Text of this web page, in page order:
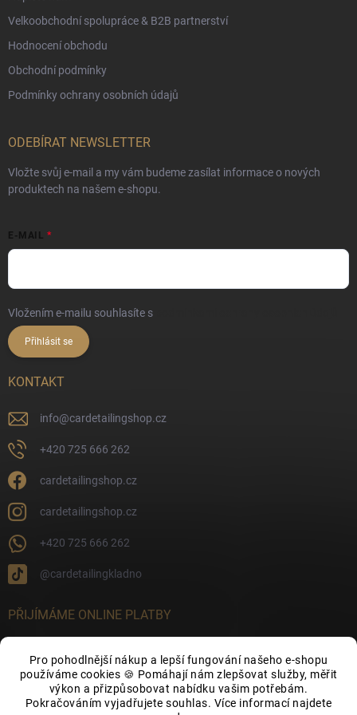
Pro pohodlnější nákup a lepší fungování našeho e-shopu
používáme cookies 🍪 Pomáhají nám zlepšovat služby, měřit
výkon a přizpůsobovat nabídku vašim potřebám.
Pokračováním vyjadřujete souhlas. Více informací najdete
Velkoobchodní spolupráce & B2B partnerství
Hodnocení obchodu
Obchodní podmínky
Podmínky ochrany osobních údajů
ODEBÍRAT NEWSLETTER
Vložte svůj e-mail a my vám budeme zasílat informace o nových
produktech na našem e-shopu.
E-MAIL
Vložením e-mailu souhlasíte s
Přihlásit se
KONTAKT
info@cardetailingshop.cz
+420 725 666 262
cardetailingshop.cz
cardetailingshop.cz
+420 725 666 262
@cardetailingkladno
PŘIJÍMÁME ONLINE PLATBY
FACEBOOK